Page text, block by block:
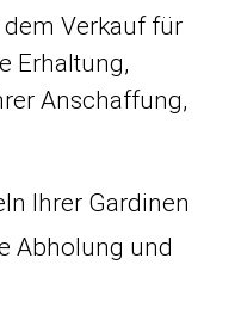
Verkauf für
Erhaltung,
Anschaffung,
Ihrer Gardinen
Abholung und